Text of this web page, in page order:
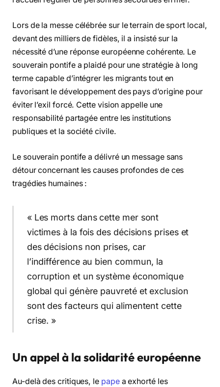
Lors de la messe célébrée sur le terrain de sport local,
devant des milliers de fidèles, il a insisté sur la
nécessité d’une réponse européenne cohérente. Le
souverain pontife a plaidé pour une stratégie à long
terme capable d’intégrer les migrants tout en
favorisant le développement des pays d’origine pour
éviter l’exil forcé. Cette vision appelle une
responsabilité partagée entre les institutions
publiques et la société civile.
Le souverain pontife a délivré un message sans
détour concernant les causes profondes de ces
tragédies humaines :
« Les morts dans cette mer sont
victimes à la fois des décisions prises et
des décisions non prises, car
l’indifférence au bien commun, la
corruption et un système économique
global qui génère pauvreté et exclusion
sont des facteurs qui alimentent cette
crise. »
Un appel à la solidarité européenne
Au-delà des critiques, le papea exhorté les